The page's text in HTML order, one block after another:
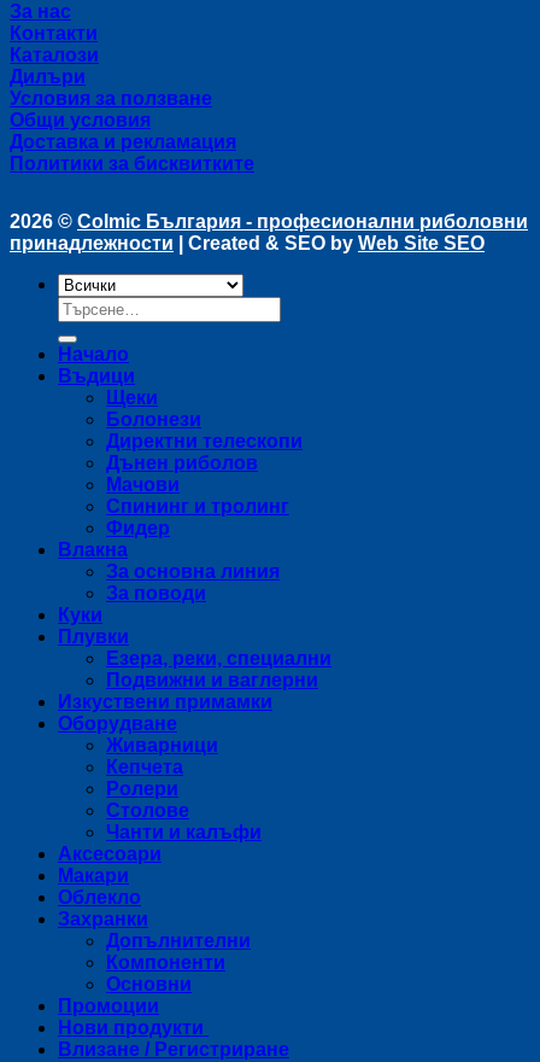
За нас
Контакти
Каталози
Дилъри
Условия за ползване
Общи условия
Доставка и рекламация
Политики за бисквитките
2026 © Colmic България - професионални риболовни
принадлежности | Created & SEO by Web Site SEO
Търсене
за:
Начало
Въдици
Щеки
Болонези
Директни телескопи
Дънен риболов
Мачови
Спининг и тролинг
Фидер
Влакна
За основна линия
За поводи
Куки
Плувки
Езера, реки, специални
Подвижни и ваглерни
Изкуствени примамки
Оборудване
Живарници
Кепчета
Ролери
Столове
Чанти и калъфи
Аксесоари
Макари
Облекло
Захранки
Допълнителни
Компоненти
Основни
Промоции
Нови продукти
Влизане / Регистриране